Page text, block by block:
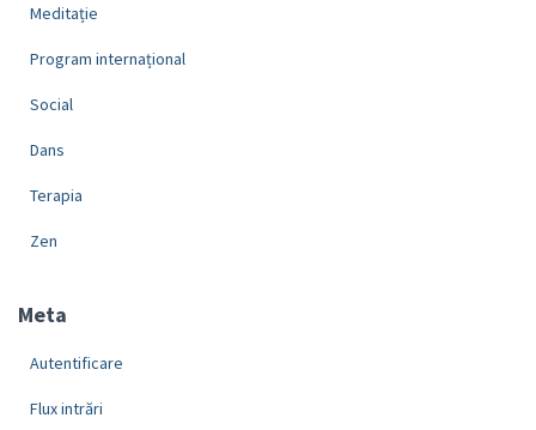
Meditație
Program internațional
Social
Dans
Terapia
Zen
Meta
Autentificare
Flux intrări